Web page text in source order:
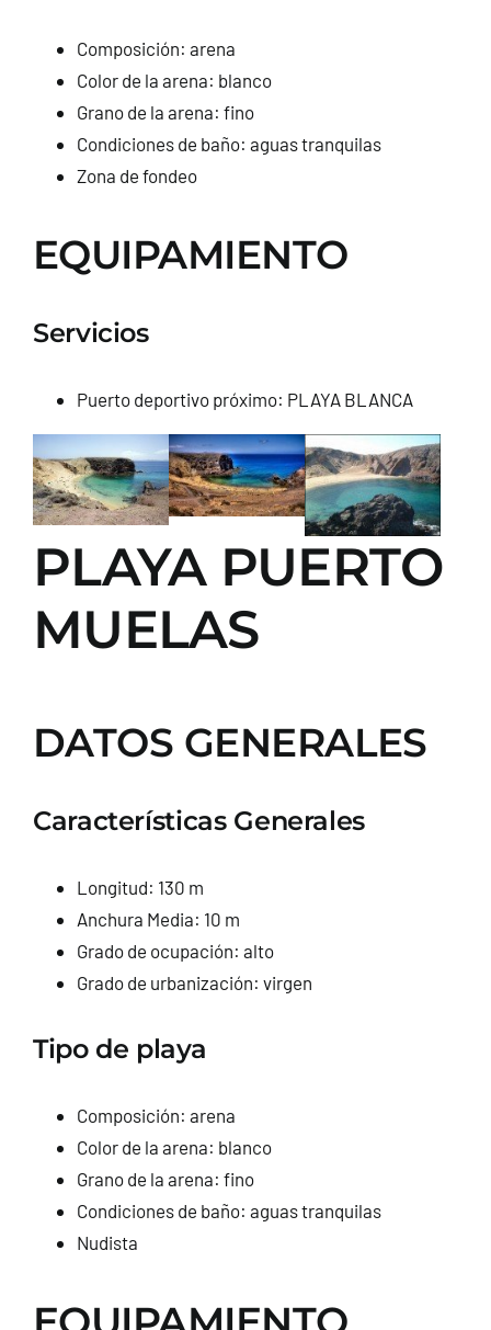
Composición: arena
Color de la arena: blanco
Grano de la arena: fino
Condiciones de baño: aguas tranquilas
Zona de fondeo
EQUIPAMIENTO
Servicios
Puerto deportivo próximo: PLAYA BLANCA
PLAYA PUERTO
MUELAS
DATOS GENERALES
Características Generales
Longitud: 130 m
Anchura Media: 10 m
Grado de ocupación: alto
Grado de urbanización: virgen
Tipo de playa
Composición: arena
Color de la arena: blanco
Grano de la arena: fino
Condiciones de baño: aguas tranquilas
Nudista